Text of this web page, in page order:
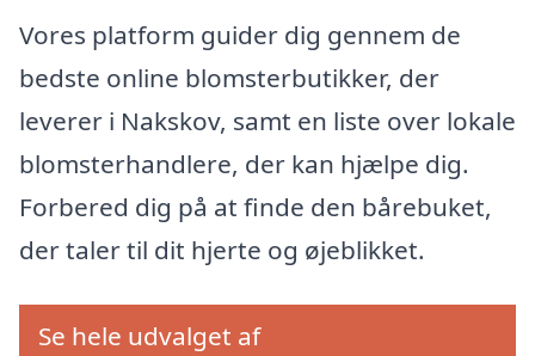
Vores platform guider dig gennem de
bedste online blomsterbutikker, der
leverer i Nakskov, samt en liste over lokale
blomsterhandlere, der kan hjælpe dig.
Forbered dig på at finde den bårebuket,
der taler til dit hjerte og øjeblikket.
Se hele udvalget af